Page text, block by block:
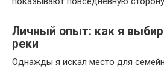
Личный опыт: как я
реки
Однажды я искал место для